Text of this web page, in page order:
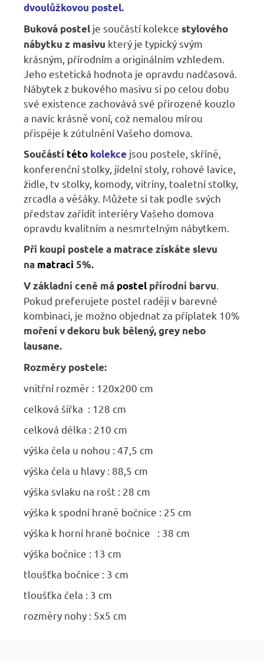
dvoulůžkovou postel.
Buková postel je součástí kolekce stylového
nábytku z masivu který je typický svým
krásným, přírodním a originálním vzhledem.
Jeho estetická hodnota je opravdu nadčasová.
Nábytek z bukového masivu si po celou dobu
své existence zachovává své přirozené kouzlo
a navíc krásně voní, což nemalou mírou
přispěje k zútulnění Vašeho domova.
Součástí této kolekce jsou postele, skříně,
konferenční stolky, jídelní stoly, rohové lavice,
židle, tv stolky, komody, vitríny, toaletní stolky,
zrcadla a věšáky. Můžete si tak podle svých
představ zařídit interiéry Vašeho domova
opravdu kvalitním a nesmrtelným nábytkem.
Při koupi postele a matrace získáte slevu
na matraci 5%.
V základní ceně má postel přírodní barvu
Pokud preferujete postel raději v barevné
kombinaci, je možno objednat za příplatek 10%
moření v dekoru buk bělený, grey nebo
lausane.
Rozměry postele:
vnitřní rozměr : 120x200 cm
celková šířka : 128 cm
celková délka : 210 cm
výška čela u nohou : 47,5 cm
výška čela u hlavy : 88,5 cm
výška svlaku na rošt : 28 cm
výška k spodní hraně bočnice : 25 cm
výška k horní hraně bočnice : 38 cm
výška bočnice : 13 cm
tloušťka bočnice : 3 cm
tloušťka čela : 3 cm
rozměry nohy : 5x5 cm